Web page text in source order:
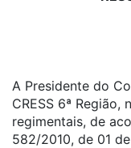
A Presidente do
CRESS 6ª
regimentais, de
582/2010, de 01